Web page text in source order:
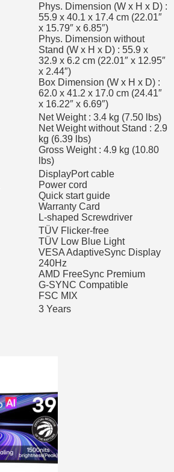
Phys. Dimension (W x H x D) :
55.9 x 40.1 x 17.4 cm (22.01″
x 15.79″ x 6.85″)
Phys. Dimension without
Stand (W x H x D) : 55.9 x
32.9 x 6.2 cm (22.01″ x 12.95″
x 2.44″)
Box Dimension (W x H x D) :
62.0 x 41.2 x 17.0 cm (24.41″
x 16.22″ x 6.69″)
Net Weight : 3.4 kg (7.50 lbs)
Net Weight without Stand : 2.9
kg (6.39 lbs)
Gross Weight : 4.9 kg (10.80
lbs)
DisplayPort cable
Power cord
Quick start guide
Warranty Card
L-shaped Screwdriver
TÜV Flicker-free
TÜV Low Blue Light
VESA AdaptiveSync Display
240Hz
AMD FreeSync Premium
G-SYNC Compatible
FSC MIX
3 Years